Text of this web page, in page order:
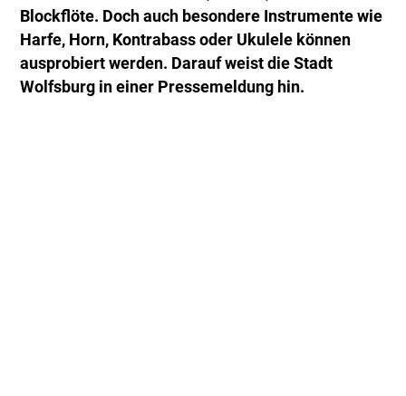
Blockflöte. Doch auch besondere Instrumente wie
Harfe, Horn, Kontrabass oder Ukulele können
ausprobiert werden. Darauf weist die Stadt
Wolfsburg in einer Pressemeldung hin.